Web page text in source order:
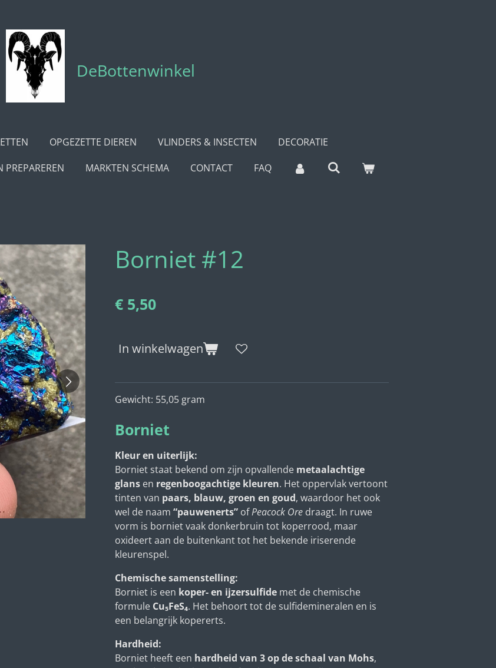
DeBottenwinkel
OPGEZETTE DIEREN VLINDERS & INSECTEN
DECORATIE
PREPAREREN MARKTEN SCHEMA CONTACT FAQ
Borniet #12
€ 5,50
In winkelwagen
Gewicht: 55,05 gram
Borniet
Kleur en uiterlijk:
Borniet staat bekend om zijn opvallende metaalachtige
glans en regenboogachtige kleuren. Het oppervlak vertoont
tinten van paars, blauw, groen en goud, waardoor het ook
wel de naam “pauwenerts” ofPeacock Ore draagt. In ruwe
vorm is borniet vaak donkerbruin tot koperrood, maar
oxideert aan de buitenkant tot het bekende iriserende
kleurenspel.
Chemische samenstelling:
Borniet is een koper- en ijzersulfide met de chemische
formule Cu₅FeS₄. Het behoort tot de sulfidemineralen en is
een belangrijk kopererts.
Hardheid:
Borniet heeft een hardheid van 3 op de schaal van Mohs,